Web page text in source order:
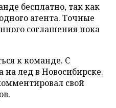
бесплатно, так как
агента. Точные
соглашения пока
к команде. С
лед в Новосибирске.
свой